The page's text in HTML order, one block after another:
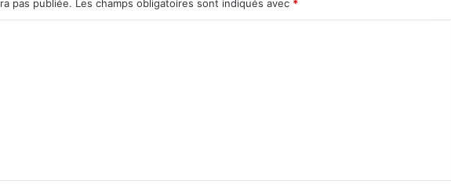
pas publiée. Les champs obligatoires sont indiqués avec *